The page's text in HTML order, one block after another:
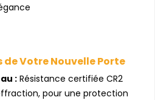
de Votre Nouvelle Porte
: Résistance certifiée CR2
pour une protection